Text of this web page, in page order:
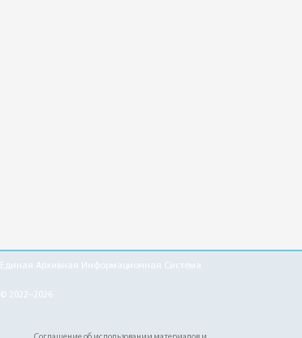
Единая Архивная Информационная Система
© 2022–2026